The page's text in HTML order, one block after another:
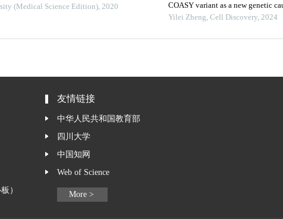
(Medical Science Edition), 2020
COASY variant as a new genetic
Yilei Zheng, Cell Discovery, 2024
）
友情链接
中华人民共和国教育部
四川大学
中国知网
Web of Science
More >